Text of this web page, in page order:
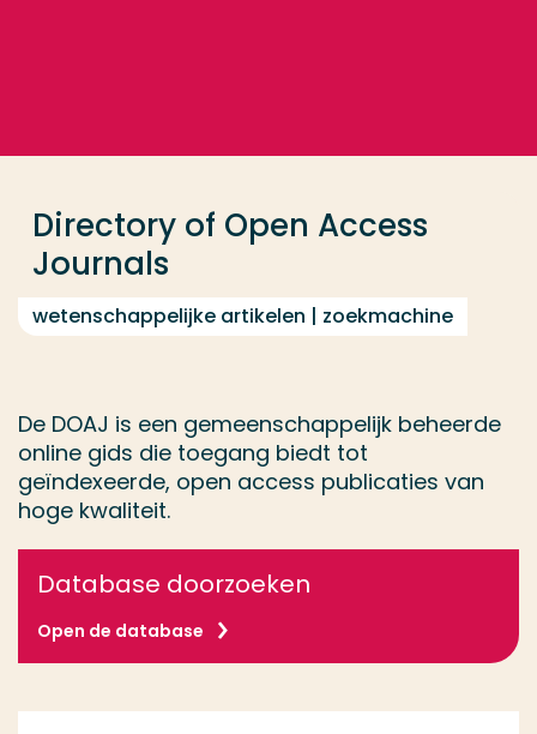
Directory of Open Access
Journals
wetenschappelijke artikelen | zoekmachine
De DOAJ is een gemeenschappelijk beheerde
online gids die toegang biedt tot
geïndexeerde, open access publicaties van
hoge kwaliteit.
Database doorzoeken
Open de database
Contact